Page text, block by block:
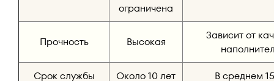
ограничена
Прочность Высокая
Зависит от
Срок службы
Около 10 лет В среднем